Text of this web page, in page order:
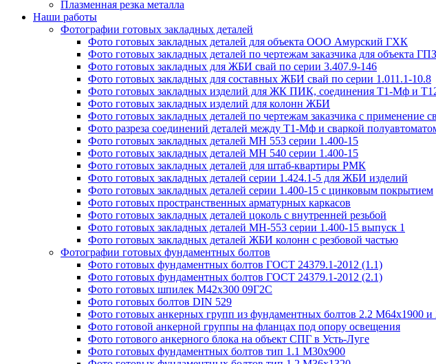
Плазменная резка металла
Наши работы
Фотографии готовых закладных деталей
Фото готовых закладных деталей для объекта ООО Амурский ГХК
Фото готовых закладных деталей по чертежам заказчика для объекта
Фото готовых закладных для ЖБИ свай по серии 3.407.9-146
Фото готовых закладных для составных ЖБИ свай по серии 1.011.1-10.8
Фото готовых закладных изделий для ЖК ПИК, соединения Т1-Мф и
Фото готовых закладных изделий для колонн ЖБИ
Фото готовых закладных деталей по чертежам заказчика с
Фото разреза соединений деталей между Т1-Мф и сваркой
Фото готовых закладных деталей МН 553 серии 1.400-15
Фото готовых закладных деталей МН 540 серии 1.400-15
Фото готовых закладных деталей для штаб-квартиры РМК
Фото готовых закладных деталей серии 1.424.1-5 для ЖБИ изделий
Фото готовых закладных деталей серии 1.400-15 с цинковым покрытием
Фото готовых пространственных арматурных каркасов
Фото готовых закладных деталей цоколь с внутренней резьбой
Фото готовых закладных деталей МН-553 серии 1.400-15 выпуск 1
Фото готовых закладных деталей ЖБИ колонн с резбовой частью
Фотографии готовых фундаментных болтов
Фото готовых фундаментных болтов ГОСТ 24379.1-2012 (1.1)
Фото готовых фундаментных болтов ГОСТ 24379.1-2012 (2.1)
Фото готовых шпилек М42х300 09Г2С
Фото готовых болтов DIN 529
Фото готовых анкерных групп из фундаментных болтов 2.2 М64х1900
Фото готовой анкерной группы на фланцах под опору освещения
Фото готового анкерного блока на объект СПГ в Усть-Луге
Фото готовых фундаментных болтов тип 1.1 М30х900